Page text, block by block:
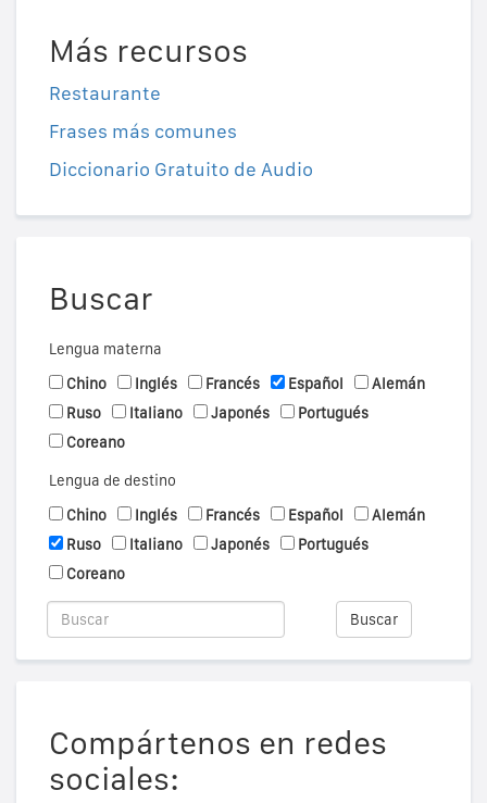
Más recursos
Restaurante
Frases más comunes
Diccionario Gratuito de Audio
Buscar
Lengua materna
Chino
Inglés Francés Español
Alemán
Ruso
Italiano Japonés
Portugués
Coreano
Lengua de destino
Chino
Inglés Francés Español
Alemán
Ruso
Italiano Japonés
Portugués
Coreano
Buscar
Compártenos en redes
sociales: